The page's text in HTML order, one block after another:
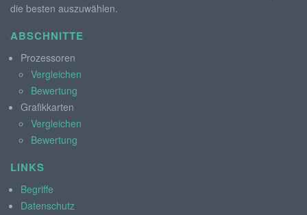
die besten auszuwählen.
ABSCHNITTE
Prozessoren
Vergleichen
Bewertung
Grafikkarten
Vergleichen
Bewertung
LINKS
Begriffe
Datenschutz